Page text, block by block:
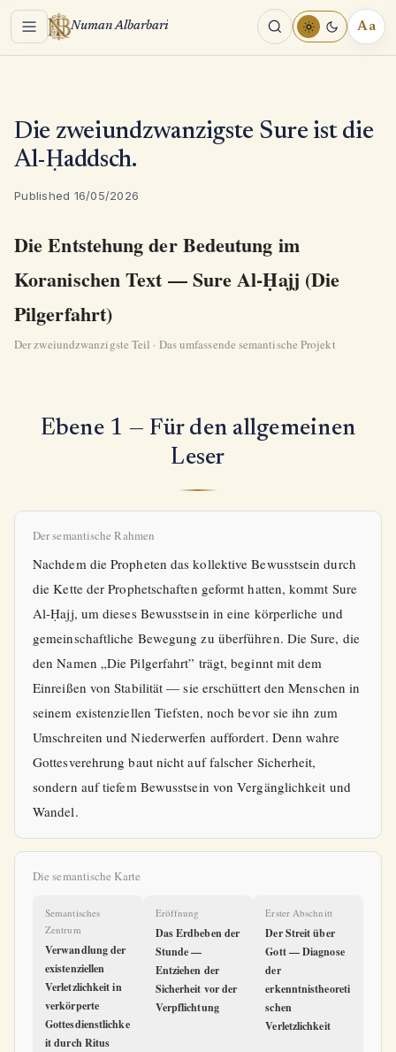
Menu Numan Albarbari Aa
Die zweiundzwanzigste Sure ist die
Al-Ḥaddsch.
Published 16/05/2026
Die Entstehung der Bedeutung im
Koranischen Text — Sure Al-Ḥajj (Die
Pilgerfahrt)
Der zweiundzwanzigste Teil · Das umfassende semantische Projekt
Ebene 1 — Für den allgemeinen
Leser
Der semantische Rahmen
Nachdem die Propheten das kollektive Bewusstsein durch
die Kette der Prophetschaften geformt hatten, kommt Sure
Al-Ḥajj, um dieses Bewusstsein in eine körperliche und
gemeinschaftliche Bewegung zu überführen. Die Sure, die
den Namen „Die Pilgerfahrt” trägt, beginnt mit dem
Einreißen von Stabilität — sie erschüttert den Menschen in
seinem existenziellen Tiefsten, noch bevor sie ihn zum
Umschreiten und Niederwerfen auffordert. Denn wahre
Gottesverehrung baut nicht auf falscher Sicherheit,
sondern auf tiefem Bewusstsein von Vergänglichkeit und
Wandel.
Die semantische Karte
Semantisches
Zentrum
Verwandlung der
existenziellen
Verletzlichkeit in
verkörperte
Gottesdienstlichke
it durch Ritus
Eröffnung
Das Erdbeben der
Stunde —
Entziehen der
Sicherheit vor der
Verpflichtung
Erster Abschnitt
Der Streit über
Gott — Diagnose
der
erkenntnistheoreti
schen
Verletzlichkeit